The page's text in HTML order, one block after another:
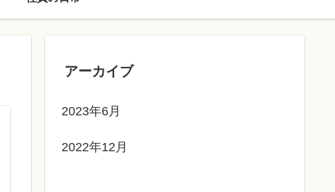
アーカイブ
2023年6月
2022年12月